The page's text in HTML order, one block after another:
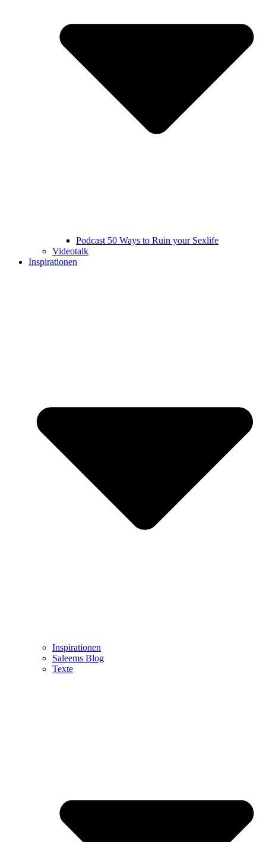
Podcast 50 Ways to Ruin your Sexlife
Videotalk
Inspirationen
Inspirationen
Saleems Blog
Texte